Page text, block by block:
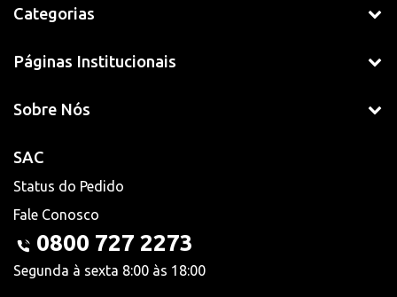
Categorias
Páginas Institucionais
Sobre Nós
SAC
Status do Pedido
Fale Conosco
0800 727 2273
Segunda à sexta 8:00 às 18:00